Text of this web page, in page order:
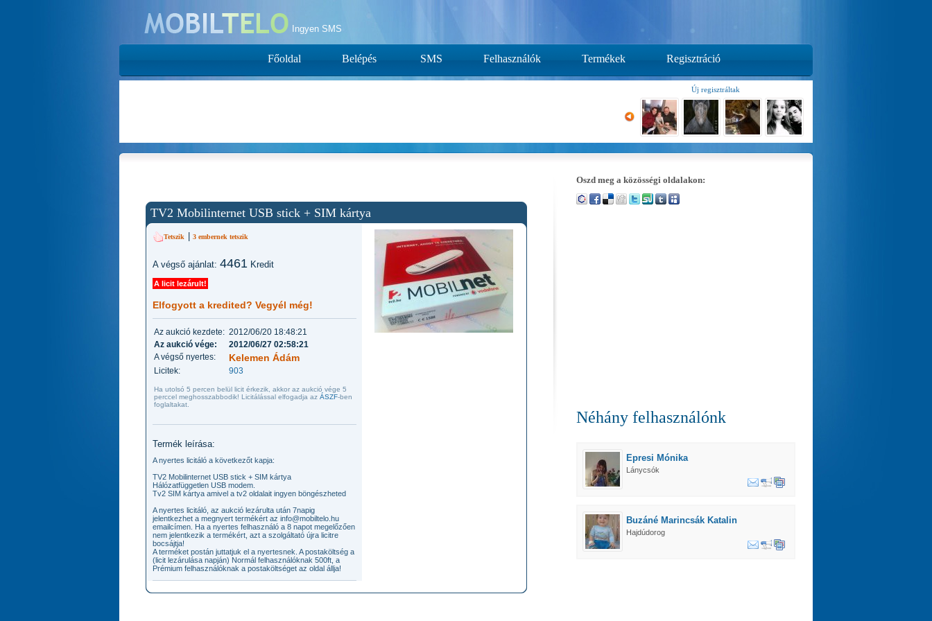
Ingyen SMS
Új regisztráltak
TV2 Mobilinternet USB stick + SIM kártya
Tetszik 3 embernek tetszik
A végső ajánlat: 4461 Kredit
A licit lezárult!
Elfogyott a kredited? Vegyél még!
Az aukció kezdete: 2012/06/20 18:48:21
Az aukció vége:
2012/06/27 02:58:21
A végső nyertes:
Kelemen Ádám
Licitek: 903
Ha utolsó 5 percen belül licit érkezik, akkor az aukció vége 5
perccel meghosszabbodik! Licitálással elfogadja az ÁSZF-ben
foglaltakat.
Termék leírása:
A nyertes licitáló a következőt kapja:
TV2 Mobilinternet USB stick + SIM kártya
Hálózatfüggetlen USB modem.
Tv2 SIM kártya amivel a tv2 oldalait ingyen böngészheted
A nyertes licitáló, az aukció lezárulta után 7napig
jelentkezhet a megnyert termékért az info@mobiltelo.hu
emailcímen. Ha a nyertes felhasználó a 8 napot megelőzően
nem jelentkezik a termékért, azt a szolgáltató újra licitre
bocsájtja!
A terméket postán juttatjuk el a nyertesnek. A postaköltség a
(licit lezárulása napján) Normál felhasználóknak 500ft, a
Prémium felhasználóknak a postaköltséget az oldal állja!
Oszd meg a közösségi oldalakon:
Néhány felhasználónk
Epresi Mónika
Lánycsók
Buzáné Marincsák Katalin
Hajdúdorog
Főoldal Belépés SMS Felhasználók Termékek Regisztráció